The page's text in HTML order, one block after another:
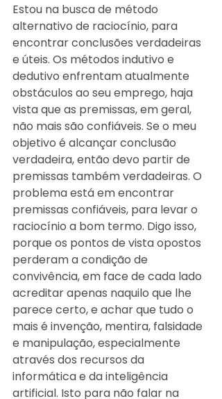
Estou na busca de método
alternativo de raciocínio, para
encontrar conclusões verdadeiras
e úteis. Os métodos indutivo e
dedutivo enfrentam atualmente
obstáculos ao seu emprego, haja
vista que as premissas, em geral,
não mais são confiáveis. Se o meu
objetivo é alcançar conclusão
verdadeira, então devo partir de
premissas também verdadeiras. O
problema está em encontrar
premissas confiáveis, para levar o
raciocínio a bom termo. Digo isso,
porque os pontos de vista opostos
perderam a condição de
convivência, em face de cada lado
acreditar apenas naquilo que lhe
parece certo, e achar que tudo o
mais é invenção, mentira, falsidade
e manipulação, especialmente
através dos recursos da
informática e da inteligência
artificial. Isto para não falar na